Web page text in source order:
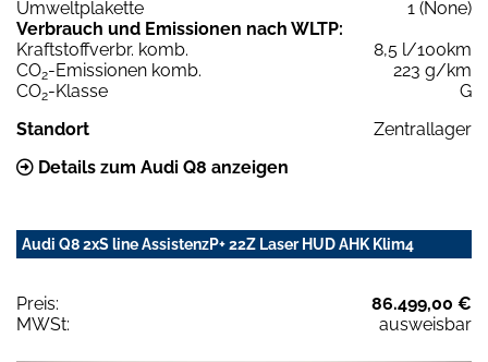
Umweltplakette
1 (None)
Verbrauch und Emissionen nach WLTP:
Kraftstoffverbr. komb.
8,5 l/100km
CO2-Emissionen komb.
223 g/km
CO2-Klasse
G
Standort
Zentrallager
Details zum Audi Q8 anzeigen
Audi Q8 2xS line AssistenzP+ 22Z Laser HUD AHK Klim4
Preis:
86.499,00 €
MWSt:
ausweisbar